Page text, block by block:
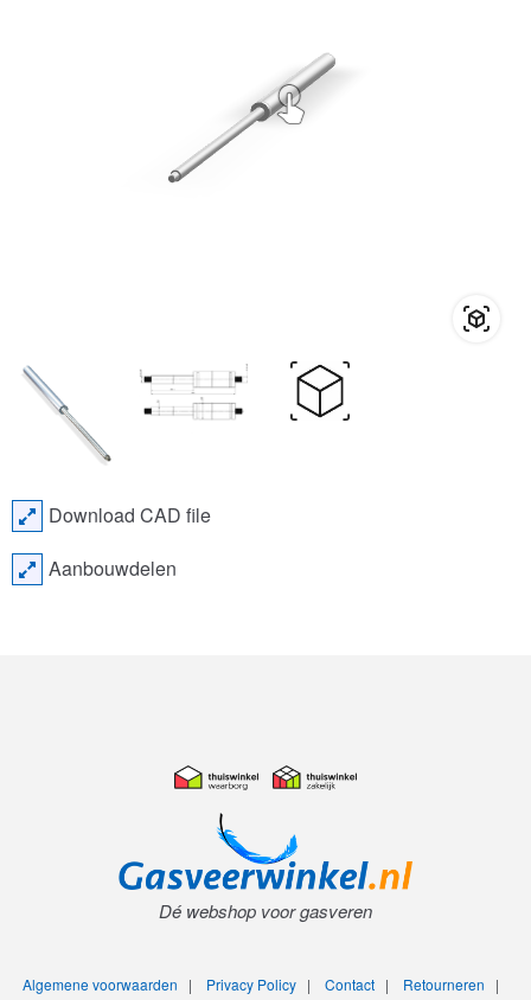
Download CAD file
Aanbouwdelen
Dé webshop voor gasveren
Algemene voorwaarden | Privacy Policy| Contact| Retourneren |